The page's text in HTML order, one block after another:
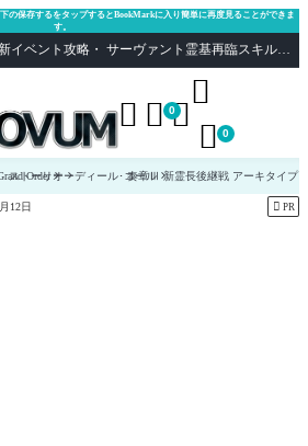
の保存するをタップするとBookMarkに入り簡単に再度見ることができま
す。
FGOまとめニュース速報・最新イベント攻略・ サーヴァント霊基再臨スキル性能評価まとめ Fate/Grand Order
  0

 0
Order
ストーリーオーディール･コール奏章Ⅲ 新霊長後継戦 アーキタイプ･
12日  PR